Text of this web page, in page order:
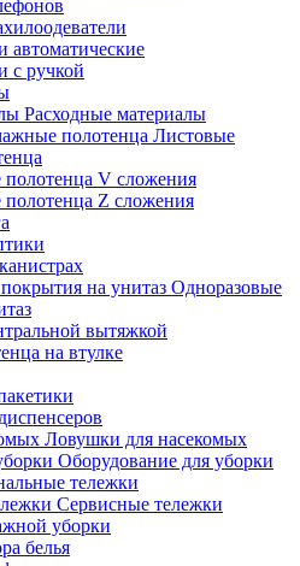
автоматические
с ручкой
Расходные материалы
Листовые
V сложения
Z сложения
Одноразовые
вытяжкой
на втулке
Ловушки для насекомых
Оборудование для уборки
тележки
Сервисные тележки
уборки
белья